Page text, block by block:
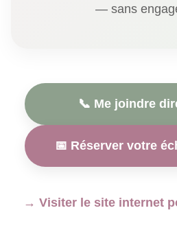
— sans
📞 Me joindre
📅 Réserver votre
→ Visiter le site internet